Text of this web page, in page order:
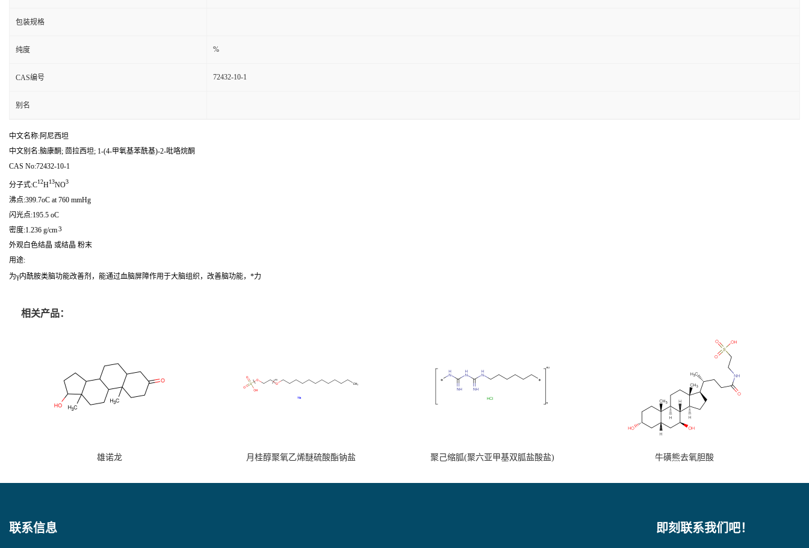
包装规格
纯度 %
CAS编号 72432-10-1
别名
中文名称:阿尼西坦
中文别名:脑康酮; 茴拉西坦; 1-(4-甲氧基苯酰基)-2-吡咯烷酮
CAS No:72432-10-1
分子式:C12H13NO3
沸点:399.7oC at 760 mmHg
闪光点:195.5 oC
密度:1.236 g/cm3
外观白色结晶 或结晶 粉末
用途:
为γ内酰胺类脑功能改善剂，能通过血脑屏障作用于大脑组织，改善脑功能，*力
相关产品：
雄诺龙 月桂醇聚氧乙烯醚硫酸酯钠盐 聚己缩胍(聚六亚甲基双胍盐酸盐) 牛磺熊去氧胆酸
联系信息 即刻联系我们吧！